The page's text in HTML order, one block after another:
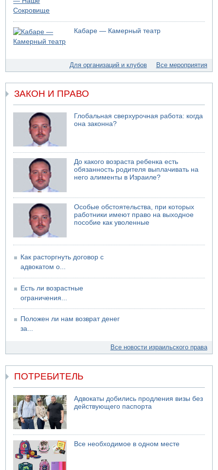
07.08.2026 17:48
В Иерусалиме водитель врезался в забор и серьезно
пострадал
07.08.2026 13:47
07.08.2026 13:39
Моджтаба Хаменеи в плохом состоянии
Министр обороны ушел с заседания кабинета на
свадьбу
07.08.2026 11:05
Саудовская Аравия опасается нападения хуситов и
иракских ополченцев
Кабаре — Камерный театр
Для организаций и клубов Все мероприятия
ЗАКОН И ПРАВО
Глобальная сверхурочная работа: когда
она законна?
До какого возраста ребенка есть
обязанность родителя выплачивать на
него алименты в Израиле?
Особые обстоятельства, при которых
работники имеют право на выходное
пособие как уволенные
Как расторгнуть договор с
адвокатом о...
Есть ли возрастные
ограничения...
Положен ли нам возврат денег
за...
Все новости израильского права
ПОТРЕБИТЕЛЬ
Адвокаты добились продления визы без
действующего паспорта
Все необходимое в одном месте